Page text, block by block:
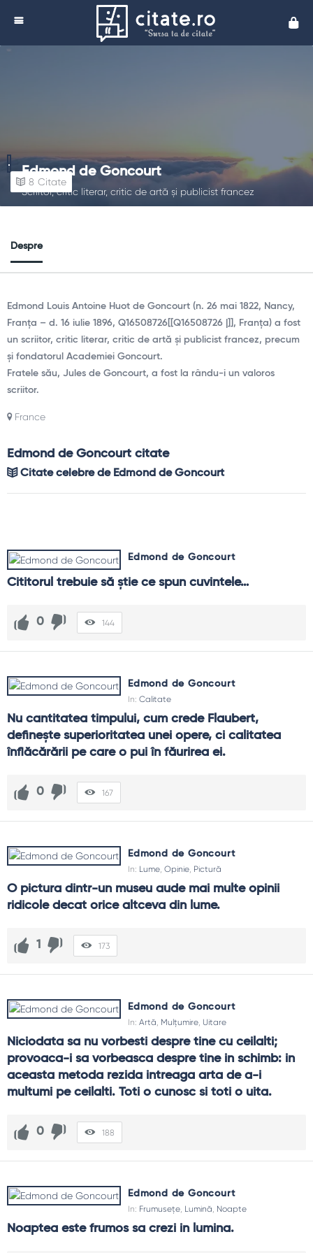
Edmond de Goncourt
Scriitor, critic literar, critic de artă și publicist francez
8 Citate
Despre
Edmond Louis Antoine Huot de Goncourt (n. 26 mai 1822, Nancy,
Franța – d. 16 iulie 1896, Q16508726[[Q16508726 |​]], Franța) a fost
un scriitor, critic literar, critic de artă și publicist francez, precum
și fondatorul Academiei Goncourt.
Fratele său, Jules de Goncourt, a fost la rându-i un valoros
scriitor.
France
Edmond de Goncourt citate
Citate celebre de Edmond de Goncourt
Edmond de Goncourt
Cititorul trebuie să ştie ce spun cuvintele…
0 144
Edmond de Goncourt
In: Calitate
Nu cantitatea timpului, cum crede Flaubert,
defineşte superioritatea unei opere, ci calitatea
înflăcărării pe care o pui în făurirea ei.
0 167
Edmond de Goncourt
In: Lume Opinie Pictură
O pictura dintr-un museu aude mai multe opinii
ridicole decat orice altceva din lume.
1 173
Edmond de Goncourt
In: Artă Mulțumire Uitare
Niciodata sa nu vorbesti despre tine cu ceilalti;
provoaca-i sa vorbeasca despre tine in schimb: in
aceasta metoda rezida intreaga arta de a-i
multumi pe ceilalti. Toti o cunosc si toti o uita.
0 188
Edmond de Goncourt
In: Frumusețe Lumină Noapte
Noaptea este frumos sa crezi in lumina.